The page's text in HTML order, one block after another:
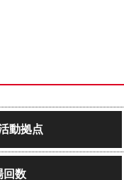
動拠点
回数